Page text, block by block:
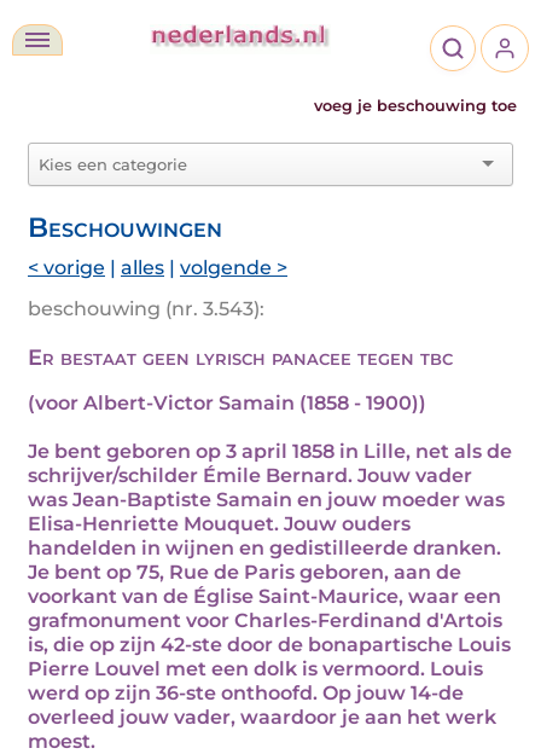
voeg je beschouwing toe
Beschouwingen
< vorige | alles | volgende >
beschouwing (nr. 3.543):
Er bestaat geen lyrisch panacee tegen tbc
(voor Albert-Victor Samain (1858 - 1900))
Je bent geboren op 3 april 1858 in Lille, net als de
schrijver/schilder Émile Bernard. Jouw vader
was Jean-Baptiste Samain en jouw moeder was
Elisa-Henriette Mouquet. Jouw ouders
handelden in wijnen en gedistilleerde dranken.
Je bent op 75, Rue de Paris geboren, aan de
voorkant van de Église Saint-Maurice, waar een
grafmonument voor Charles-Ferdinand d'Artois
is, die op zijn 42-ste door de bonapartische Louis
Pierre Louvel met een dolk is vermoord. Louis
werd op zijn 36-ste onthoofd. Op jouw 14-de
overleed jouw vader, waardoor je aan het werk
moest.